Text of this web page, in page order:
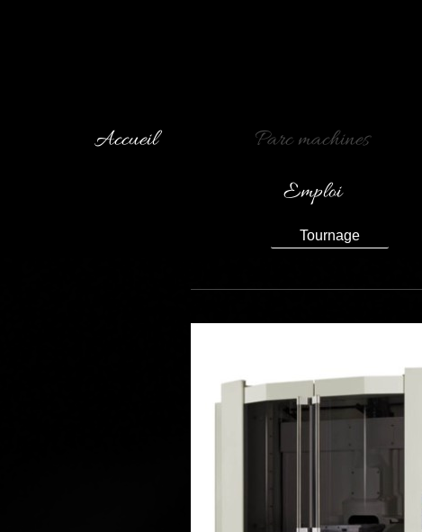
Accueil Parc machines
Emploi
Tournage